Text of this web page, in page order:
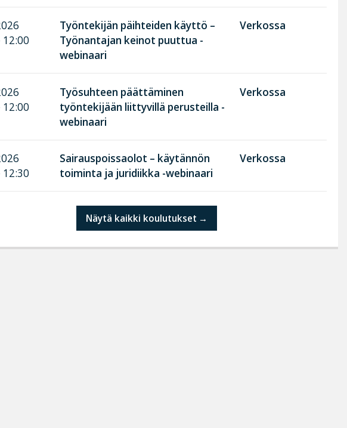
12:00
Työntekijän päihteiden käyttö –
Työnantajan keinot puuttua -
webinaari
Verkossa
12:00
Työsuhteen päättäminen
työntekijään liittyvillä perusteilla -
webinaari
Verkossa
12:30
Sairauspoissaolot – käytännön
toiminta ja juridiikka -webinaari
Verkossa
Näytä kaikki koulutukset